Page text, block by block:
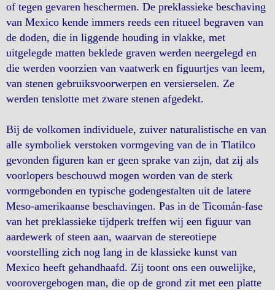
of tegen gevaren heschermen. De preklassieke beschaving
van Mexico kende immers reeds een ritueel begraven van
de doden, die in liggende houding in vlakke, met
uitgelegde matten beklede graven werden neergelegd en
die werden voorzien van vaatwerk en figuurtjes van leem,
van stenen gebruiksvoorwerpen en versierselen. Ze
werden tenslotte met zware stenen afgedekt.
Bij de volkomen individuele, zuiver naturalistische en van
alle symboliek verstoken vormgeving van de in Tlatilco
gevonden figuren kan er geen sprake van zijn, dat zij als
voorlopers beschouwd mogen worden van de sterk
vormgebonden en typische godengestalten uit de latere
Meso-amerikaanse beschavingen. Pas in de Ticomán-fase
van het preklassieke tijdperk treffen wij een figuur van
aardewerk of steen aan, waarvan de stereotiepe
voorstelling zich nog lang in de klassieke kunst van
Mexico heeft gehandhaafd. Zij toont ons een ouwelijke,
voorovergebogen man, die op de grond zit met een platte